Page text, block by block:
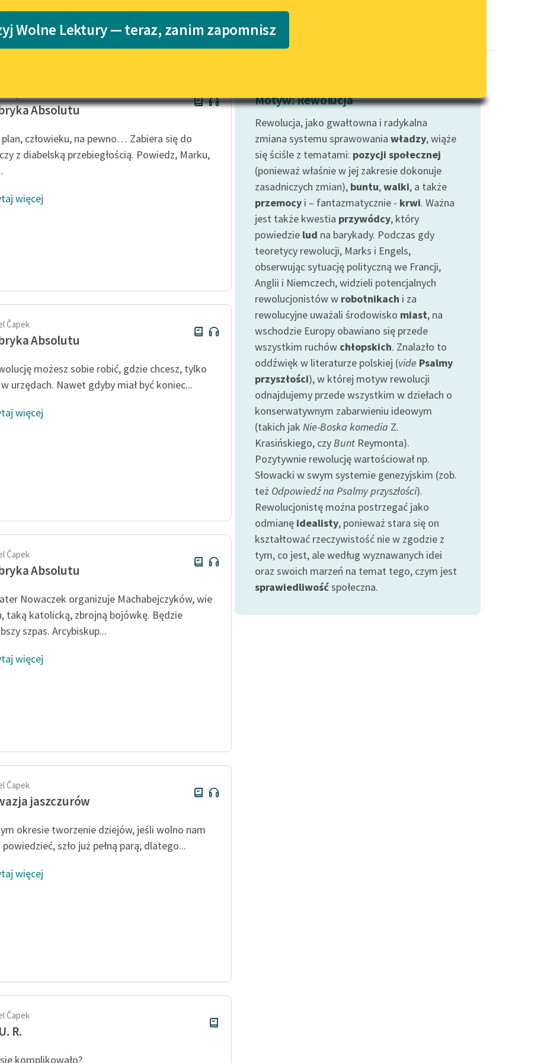
Lektury szkolne i klasyka
literatury do słuchania dla
E-kolekcja lektur szkolnych i
literatury do słuchania dla
niepełnosprawnościami
Feministyczne inspiracje.
Popularyzacja skandynawskiej
Katalog
Katalog w formacie PDF
wrażliwych
Deklaracja dostępności
Wolne Lektury — teraz, zanim zapomnisz
Absolutu
plan, człowieku, na pewno… Zabiera się do
z diabelską przebiegłością. Powiedz, Marku,
więcej
Čapek
Absolutu
możesz sobie robić, gdzie chcesz, tylko
urzędach. Nawet gdyby miał być koniec...
więcej
Čapek
Absolutu
Nowaczek organizuje Machabejczyków, wie
taką katolicką, zbrojną bojówkę. Będzie
szpas. Arcybiskup...
więcej
Čapek
jaszczurów
okresie tworzenie dziejów, jeśli wolno nam
szło już pełną parą; dlatego...
więcej
Čapek
R.
komplikowało?
Motyw: Rewolucja
Rewolucja, jako gwałtowna i radykalna
zmiana systemu sprawowania władzy, wiąże
się ściśle z tematami: pozycji społecznej
(ponieważ właśnie w jej zakresie dokonuje
zasadniczych zmian), buntu,walki, a także
przemocy i – fantazmatycznie - krwi. Ważna
jest także kwestia przywódcy, który
powiedzie lud na barykady. Podczas gdy
teoretycy rewolucji, Marks i Engels,
obserwując sytuację polityczną we Francji,
Anglii i Niemczech, widzieli potencjalnych
rewolucjonistów w robotnikach i za
rewolucyjne uważali środowisko miast, na
wschodzie Europy obawiano się przede
wszystkim ruchów chłopskich. Znalazło to
oddźwięk w literaturze polskiej (vide Psalmy
przyszłości), w której motyw rewolucji
odnajdujemy przede wszystkim w dziełach o
konserwatywnym zabarwieniu ideowym
(takich jak Nie-Boska komedia Z.
Krasińskiego, czyBunt Reymonta).
Pozytywnie rewolucję wartościował np.
Słowacki w swym systemie genezyjskim (zob.
też Odpowiedź na Psalmy przyszłości).
Rewolucjonistę można postrzegać jako
odmianę idealisty, ponieważ stara się on
kształtować rzeczywistość nie w zgodzie z
tym, co jest, ale według wyznawanych idei
oraz swoich marzeń na temat tego, czym jest
sprawiedliwośćspołeczna.